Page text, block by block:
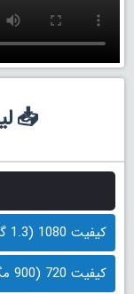
📥
کیفیت 1080 (1.3 گیگابایت)
کیفیت 720 (900 مگابایت)